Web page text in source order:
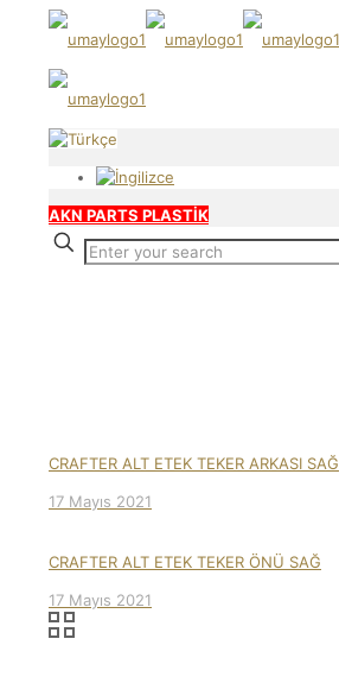
AKN PARTS PLASTİK
CRAFTER ALT ETEK TEKER ARKASI SAĞ
17 Mayıs 2021
CRAFTER ALT ETEK TEKER ÖNÜ SAĞ
17 Mayıs 2021